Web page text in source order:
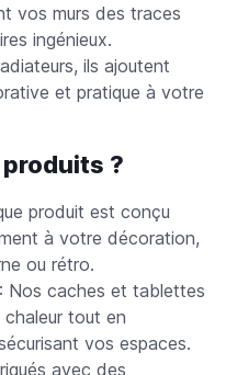
vos murs des traces
ingénieux.
ils ajoutent
et pratique à votre
?
produit est conçu
à votre décoration,
ou rétro.
: Nos caches et tablettes
tout en
vos espaces.
avec des